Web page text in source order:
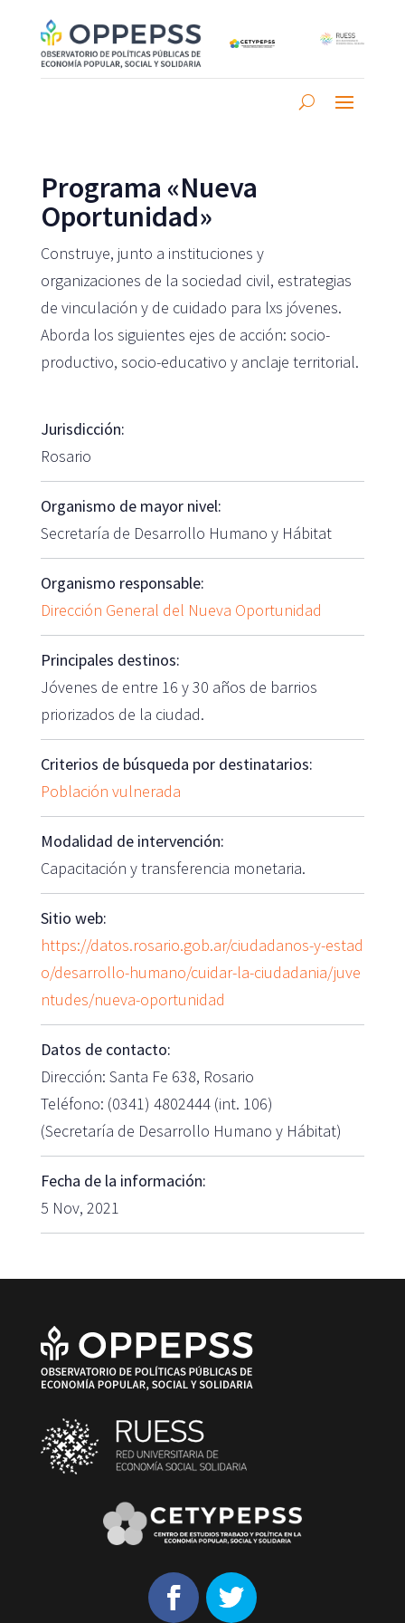
Programa «Nueva
Oportunidad»
Construye, junto a instituciones y
organizaciones de la sociedad civil, estrategias
de vinculación y de cuidado para lxs jóvenes.
Aborda los siguientes ejes de acción: socio-
productivo, socio-educativo y anclaje territorial.
Jurisdicción:
Rosario
Organismo de mayor nivel:
Secretaría de Desarrollo Humano y Hábitat
Organismo responsable:
Dirección General del Nueva Oportunidad
Principales destinos:
Jóvenes de entre 16 y 30 años de barrios
priorizados de la ciudad.
Criterios de búsqueda por destinatarios:
Población vulnerada
Modalidad de intervención:
Capacitación y transferencia monetaria.
Sitio web:
https://datos.rosario.gob.ar/ciudadanos-y-estad
o/desarrollo-humano/cuidar-la-ciudadania/juve
ntudes/nueva-oportunidad
Datos de contacto:
Dirección: Santa Fe 638, Rosario
Teléfono: (0341) 4802444 (int. 106)
(Secretaría de Desarrollo Humano y Hábitat)
Fecha de la información:
5 Nov, 2021